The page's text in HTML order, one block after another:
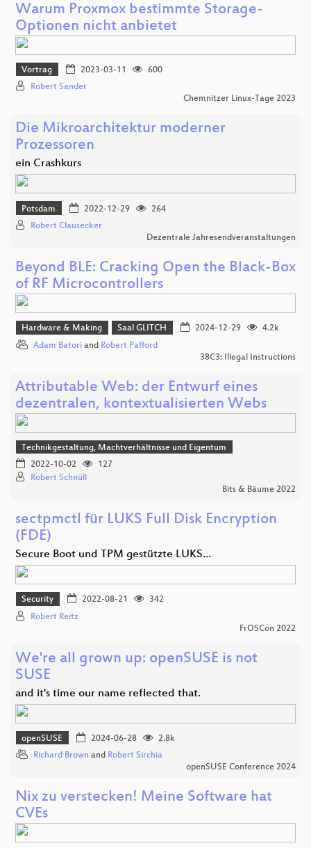
Warum Proxmox bestimmte Storage-
Optionen nicht anbietet
Vortrag 2023-03-11
600
Robert Sander
Chemnitzer Linux-Tage 2023
Die Mikroarchitektur moderner
Prozessoren
ein Crashkurs
Potsdam 2022-12-29
264
Robert Clausecker
Dezentrale Jahresendveranstaltungen
Beyond BLE: Cracking Open the Black-Box
of RF Microcontrollers
Hardware & Making Saal GLITCH 2024-12-29
4.2k
Adam Batori and Robert Pafford
38C3: Illegal Instructions
Attributable Web: der Entwurf eines
dezentralen, kontextualisierten Webs
Technikgestaltung, Machtverhältnisse und Eigentum
2022-10-02
127
Robert Schnüll
Bits & Bäume 2022
sectpmctl für LUKS Full Disk Encryption
(FDE)
Secure Boot und TPM gestützte LUKS…
Security 2022-08-21
342
Robert Reitz
FrOSCon 2022
We're all grown up: openSUSE is not
SUSE
and it's time our name reflected that.
openSUSE 2024-06-28
2.8k
Richard Brown and Robert Sirchia
openSUSE Conference 2024
Nix zu verstecken! Meine Software hat
CVEs